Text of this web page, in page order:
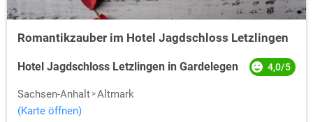
Romantikzauber im Hotel Jagdschloss Letzlingen
Hotel Jagdschloss Letzlingen in Gardelegen 4,0/5
Sachsen-Anhalt Altmark
(Karte öffnen)